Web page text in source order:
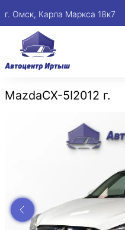
г. Омск, Карла Маркса 18к7
MazdaCX-5I2012 г.